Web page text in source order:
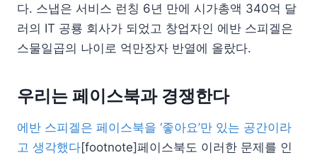
다. 스냅은 서비스 런칭 6년 만에 시가총액 340억 달
러의 IT 공룡 회사가 되었고 창업자인 에반 스피겔은
스물일곱의 나이로 억만장자 반열에 올랐다.
우리는 페이스북과 경쟁한다
에반 스피겔은 페이스북을 ‘좋아요’만 있는 공간이라
고 생각했다[footnote]페이스북도 이러한 문제를 인